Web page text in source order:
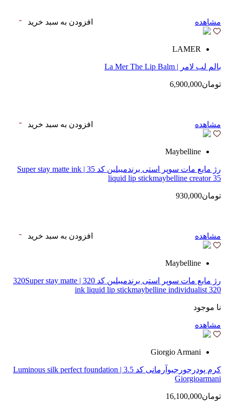
مشاهده افزودن به سبد خرید
LAMER
بالم لب لامر | La Mer The Lip Balm
تومان6,900,000
مشاهده افزودن به سبد خرید
Maybelline
رژ مایع مات سوپر استی‌ برندمیبلین کد 35 | Super stay matte ink
liquid lip stickmaybelline creator 35
تومان930,000
مشاهده افزودن به سبد خرید
Maybelline
رژ مایع مات سوپر استی‌ برندمیبلین کد 320 | 320Super stay matte
ink liquid lip stickmaybelline individualist 320
نا موجود
مشاهده
Giorgio Armani
کرم پودرجورجیوآرمانی کد 3.5 | Luminous silk perfect foundation
Giorgioarmani
تومان16,100,000